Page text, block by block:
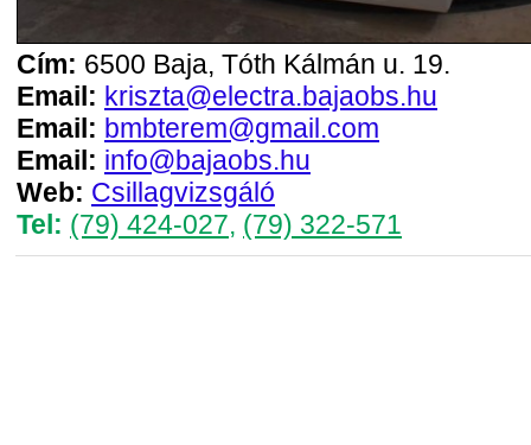
Cím: 6500 Baja, Tóth Kálmán u. 19.
Email: kriszta@electra.bajaobs.hu
Email: bmbterem@gmail.com
Email: info@bajaobs.hu
Web: Csillagvizsgáló
Tel: (79) 424-027, (79) 322-571